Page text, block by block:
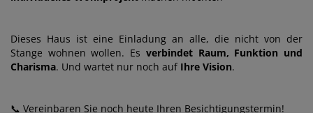
Dieses Haus ist eine Einladung an alle, die nicht von der
Stange wohnen wollen. Es verbindet Raum, Funktion und
Charisma. Und wartet nur noch auf Ihre Vision.
📞 Vereinbaren Sie noch heute Ihren Besichtigungstermin!